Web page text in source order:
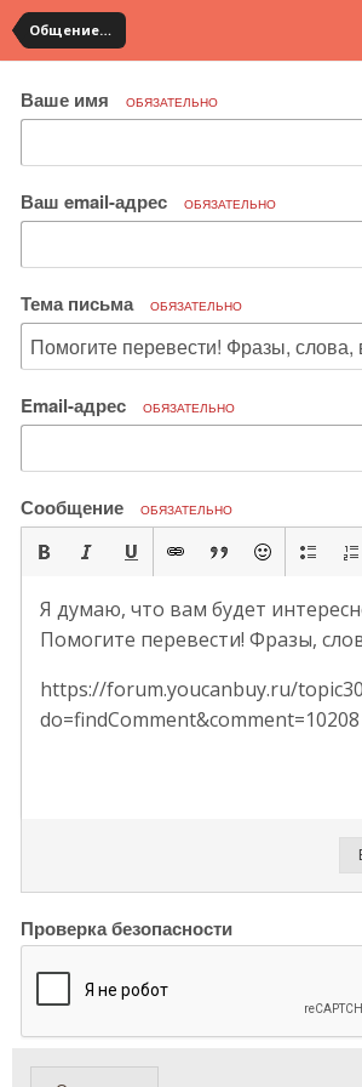
Общение с продавцами. Использование WangWang и TradeManager
Ваше имя ОБЯЗАТЕЛЬНО
Ваш email-адрес ОБЯЗАТЕЛЬНО
Тема письма ОБЯЗАТЕЛЬНО
Email-адрес ОБЯЗАТЕЛЬНО
Сообщение ОБЯЗАТЕЛЬНО
Я думаю, что вам будет
Помогите перевести! Фразы,
https://forum.youcanbuy.ru/
do=findComment&comment=10208
Проверка безопасности